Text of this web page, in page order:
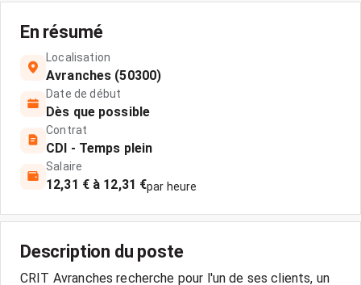
En résumé
Localisation
Avranches (50300)
Date de début
Dès que possible
Contrat
CDI - Temps plein
Salaire
12,31 € à 12,31 €par heure
Description du poste
CRIT Avranches recherche pour l'un de ses clients, un